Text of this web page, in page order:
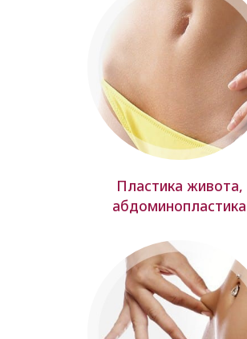
Пластика живота,
абдоминопластика